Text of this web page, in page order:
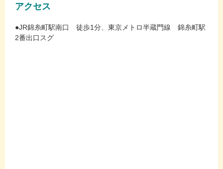
アクセス
●JR錦糸町駅南口 徒歩1分、東京メトロ半蔵門線 錦糸町駅
2番出口スグ